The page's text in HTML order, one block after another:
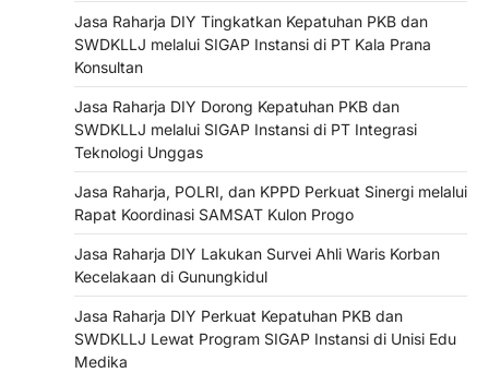
Jasa Raharja DIY Tingkatkan Kepatuhan PKB dan
SWDKLLJ melalui SIGAP Instansi di PT Kala Prana
Konsultan
Jasa Raharja DIY Dorong Kepatuhan PKB dan
SWDKLLJ melalui SIGAP Instansi di PT Integrasi
Teknologi Unggas
Jasa Raharja, POLRI, dan KPPD Perkuat Sinergi melalui
Rapat Koordinasi SAMSAT Kulon Progo
Jasa Raharja DIY Lakukan Survei Ahli Waris Korban
Kecelakaan di Gunungkidul
Jasa Raharja DIY Perkuat Kepatuhan PKB dan
SWDKLLJ Lewat Program SIGAP Instansi di Unisi Edu
Medika